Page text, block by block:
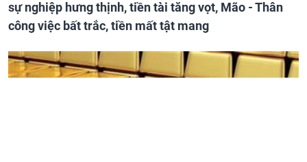
sự nghiệp hưng thịnh, tiền tài tăng vọt, Mão - Thân
công việc bất trắc, tiền mất tật mang